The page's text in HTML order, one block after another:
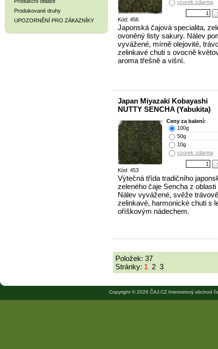
Produkované druhy
UPOZORNĚNÍ PRO ZÁKAZNÍKY
Kód: 456
vzorek zdarma
Japonská čajová specialita,
ovoněný listy sakury. Nálev
vyvážené, mírně olejovité,
zelinkavé chuti s ovocně
aroma třešně a višní.
Japan Miyazaki Kobayashi
NUTTY SENCHA (Yabukita)
Kód: 453
Ceny za balení:
100g
50g
10g
vzorek zdarma
Výtečná třída tradičního
zeleného čaje Sencha z oblasti
Nálev vyvážené, svěže trávově
zelinkavé, harmonické chuti s
oříškovým nádechem.
Položek: 37
Stránky: 1 2 3
Copyright © 2026 ČAJ.CZ Internetový obchod